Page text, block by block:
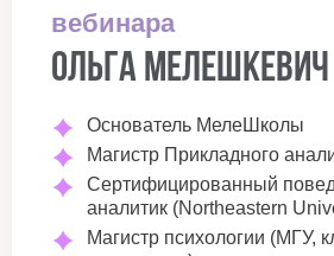
вебинара
Ольга Мелешкевич
Основатель МелеШколы
Магистр Прикладного
Сертифицированный
аналитик (Northeastern
Магистр психологии (МГУ,